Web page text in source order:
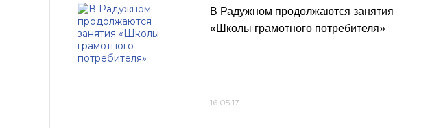
В Радужном продолжаются занятия
«Школы грамотного потребителя»
16.05.17